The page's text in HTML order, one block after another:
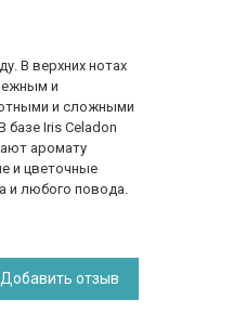
В верхних нотах
и
и сложными
Iris Celadon
аромату
и цветочные
и любого повода.
отзыв